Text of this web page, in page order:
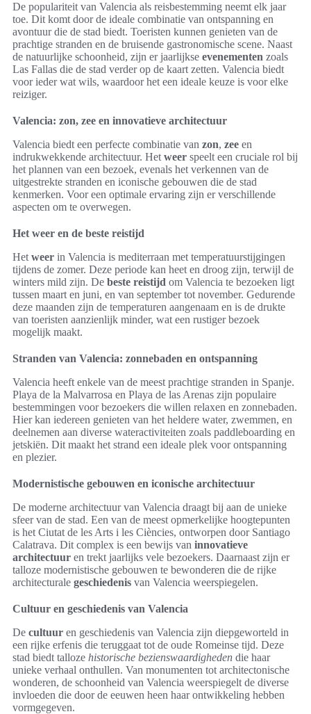
De populariteit van Valencia als reisbestemming neemt elk jaar
toe. Dit komt door de ideale combinatie van ontspanning en
avontuur die de stad biedt. Toeristen kunnen genieten van de
prachtige stranden en de bruisende gastronomische scene. Naast
de natuurlijke schoonheid, zijn er jaarlijkse evenementen zoals
Las Fallas die de stad verder op de kaart zetten. Valencia biedt
voor ieder wat wils, waardoor het een ideale keuze is voor elke
reiziger.
Valencia: zon, zee en innovatieve architectuur
Valencia biedt een perfecte combinatie van zon, zee en
indrukwekkende architectuur. Het weer speelt een cruciale rol bij
het plannen van een bezoek, evenals het verkennen van de
uitgestrekte stranden en iconische gebouwen die de stad
kenmerken. Voor een optimale ervaring zijn er verschillende
aspecten om te overwegen.
Het weer en de beste reistijd
Het weer in Valencia is mediterraan met temperatuurstijgingen
tijdens de zomer. Deze periode kan heet en droog zijn, terwijl de
winters mild zijn. De beste reistijd om Valencia te bezoeken ligt
tussen maart en juni, en van september tot november. Gedurende
deze maanden zijn de temperaturen aangenaam en is de drukte
van toeristen aanzienlijk minder, wat een rustiger bezoek
mogelijk maakt.
Stranden van Valencia: zonnebaden en ontspanning
Valencia heeft enkele van de meest prachtige stranden in Spanje.
Playa de la Malvarrosa en Playa de las Arenas zijn populaire
bestemmingen voor bezoekers die willen relaxen en zonnebaden.
Hier kan iedereen genieten van het heldere water, zwemmen, en
deelnemen aan diverse wateractiviteiten zoals paddleboarding en
jetskiën. Dit maakt het strand een ideale plek voor ontspanning
en plezier.
Modernistische gebouwen en iconische architectuur
De moderne architectuur van Valencia draagt bij aan de unieke
sfeer van de stad. Een van de meest opmerkelijke hoogtepunten
is het Ciutat de les Arts i les Ciències, ontworpen door Santiago
Calatrava. Dit complex is een bewijs van innovatieve
architectuur en trekt jaarlijks vele bezoekers. Daarnaast zijn er
talloze modernistische gebouwen te bewonderen die de rijke
architecturale geschiedenis van Valencia weerspiegelen.
Cultuur en geschiedenis van Valencia
De cultuur en geschiedenis van Valencia zijn diepgeworteld in
een rijke erfenis die teruggaat tot de oude Romeinse tijd. Deze
stad biedt talloze historische bezienswaardigheden die haar
unieke verhaal onthullen. Van monumenten tot architectonische
wonderen, de schoonheid van Valencia weerspiegelt de diverse
invloeden die door de eeuwen heen haar ontwikkeling hebben
vormgegeven.